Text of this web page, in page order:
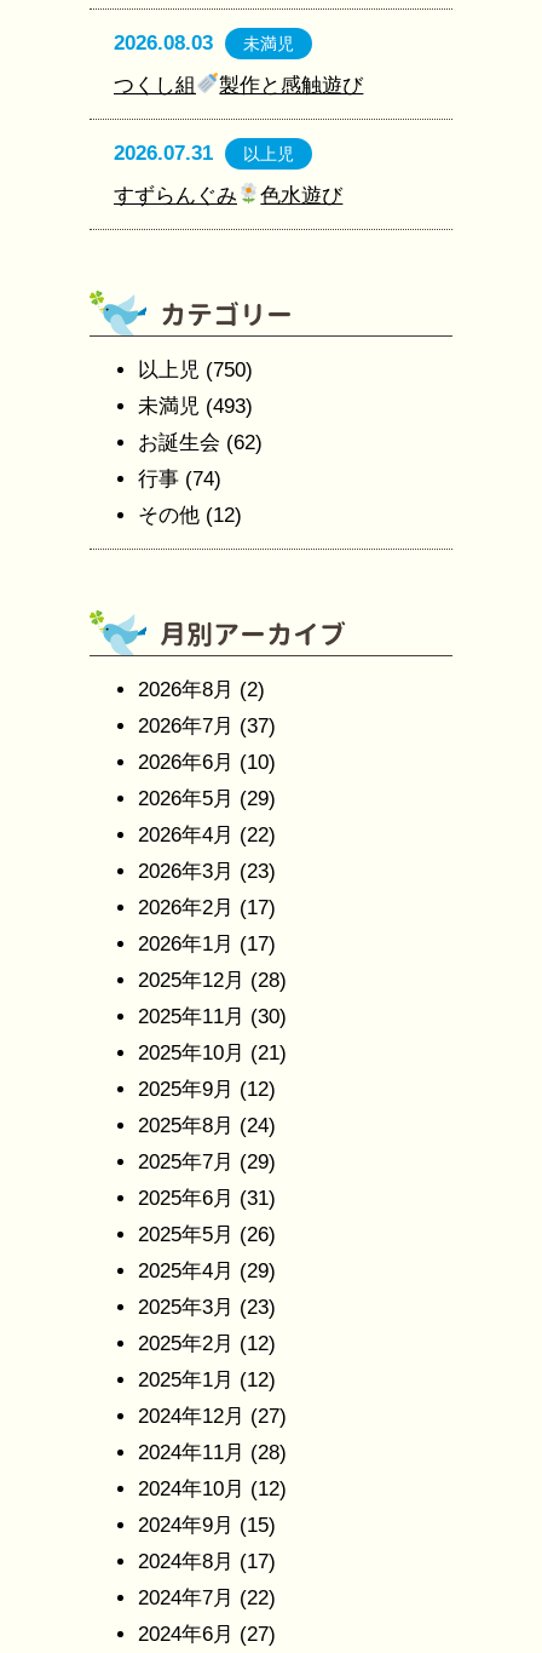
2026.08.03 未満児
つくし組 製作と感触遊び
2026.07.31 以上児
すずらんぐみ 色水遊び
以上児 (750)
未満児 (493)
お誕生会 (62)
行事 (74)
その他 (12)
2026年8月 (2)
2026年7月 (37)
2026年6月 (10)
2026年5月 (29)
2026年4月 (22)
2026年3月 (23)
2026年2月 (17)
2026年1月 (17)
2025年12月 (28)
2025年11月 (30)
2025年10月 (21)
2025年9月 (12)
2025年8月 (24)
2025年7月 (29)
2025年6月 (31)
2025年5月 (26)
2025年4月 (29)
2025年3月 (23)
2025年2月 (12)
2025年1月 (12)
2024年12月 (27)
2024年11月 (28)
2024年10月 (12)
2024年9月 (15)
2024年8月 (17)
2024年7月 (22)
2024年6月 (27)